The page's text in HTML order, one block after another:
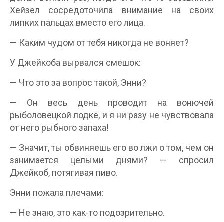
Хейзел сосредоточила внимание на своих
липких пальцах вместо его лица.
— Каким чудом от тебя никогда не воняет?
У Джейкоба вырвался смешок:
— Что это за вопрос такой, Энни?
— Он весь день проводит на вонючей
рыболовецкой лодке, и я ни разу не чувствовала
от него рыбного запаха!
— Значит, ты обвиняешь его во лжи о том, чем он
занимается целыми днями? — спросил
Джейкоб, потягивая пиво.
Энни пожала плечами:
— Не знаю, это как-то подозрительно.